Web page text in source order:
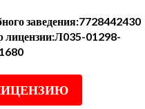
заведения:7728442430
лицензии:Л035-01298-